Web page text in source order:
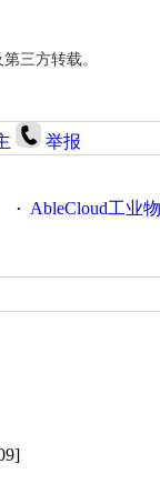
三方转载。
举报
· AbleCloud工业物联